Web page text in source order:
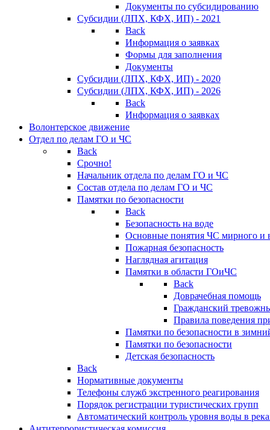
Документы по субсидированию
Субсидии (ЛПХ, КФХ, ИП) - 2021
Back
Информация о заявках
Формы для заполнения
Документы
Субсидии (ЛПХ, КФХ, ИП) - 2020
Субсидии (ЛПХ, КФХ, ИП) - 2026
Back
Информация о заявках
Волонтерское движение
Отдел по делам ГО и ЧС
Back
Срочно!
Начальник отдела по делам ГО и ЧС
Состав отдела по делам ГО и ЧС
Памятки по безопасности
Back
Безопасность на воде
Основные понятия ЧС мирного и
Пожарная безопасность
Наглядная агитация
Памятки в области ГОиЧС
Back
Доврачебная помощь
Гражданский
Правила поведения
Памятки по безопасности в
Памятки по безопасности
Детская безопасность
Back
Нормативные документы
Телефоны служб экстренного реагирования
Порядок регистрации туристических групп
Автоматический контроль уровня воды в